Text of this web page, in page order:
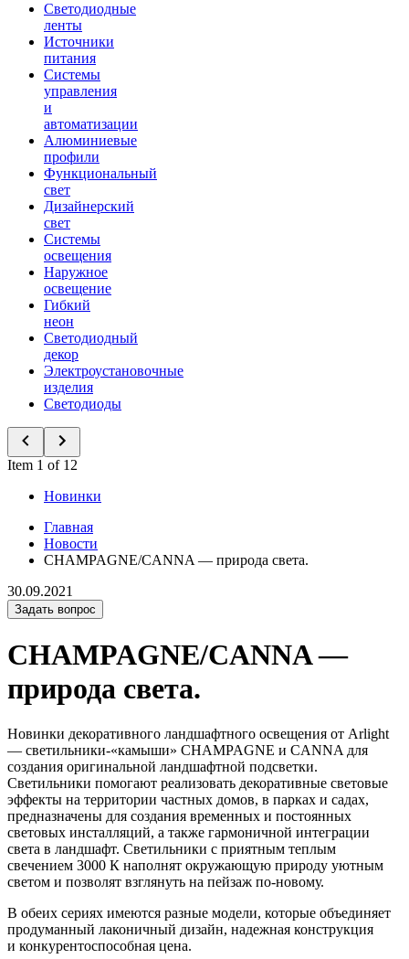
Светодиодные
ленты
Источники
питания
Системы
управления
и
автоматизации
Алюминиевые
профили
Функциональный
свет
Дизайнерский
свет
Системы
освещения
Наружное
освещение
Гибкий
неон
Светодиодный
декор
Электроустановочные
изделия
Светодиоды
Item 1 of 12
Новинки
Главная
Новости
CHAMPAGNE/CANNA — природа света.
30.09.2021
Задать вопрос
CHAMPAGNE/CANNA —
природа света.
Новинки декоративного ландшафтного освещения от Arlight
— светильники-«камыши» CHAMPAGNE и CANNA для
создания оригинальной ландшафтной подсветки.
Светильники помогают реализовать декоративные световые
эффекты на территории частных домов, в парках и садах,
предназначены для создания временных и постоянных
световых инсталляций, а также гармоничной интеграции
света в ландшафт. Светильники с приятным теплым
свечением 3000 К наполнят окружающую природу уютным
светом и позволят взглянуть на пейзаж по-новому.
В обеих сериях имеются разные модели, которые объединяет
продуманный лаконичный дизайн, надежная конструкция
и конкурентоспособная цена.